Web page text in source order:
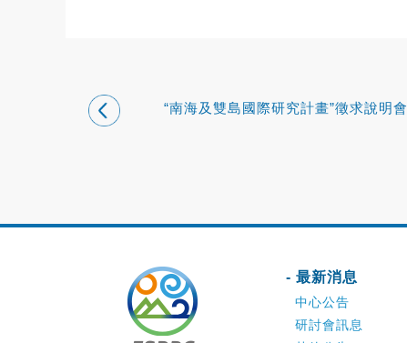
“南海及雙島國際研究計畫”徵求說明會
- 最新消息
中心公告
研討會訊息